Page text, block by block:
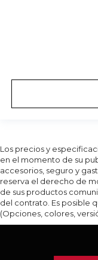
Los precios y
en el momento de su
accesorios, seguro y
reserva el derecho de
de sus productos
del contrato. Es posible
(Opciones, colores,